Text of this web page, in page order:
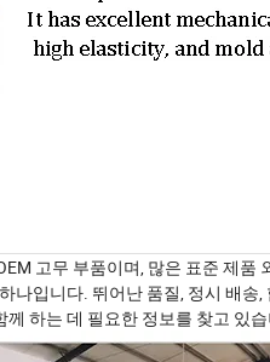
고무 부품이며, 많은 표준 제
입니다. 뛰어난 품질, 정시 배송
하는 데 필요한 정보를 찾고 있